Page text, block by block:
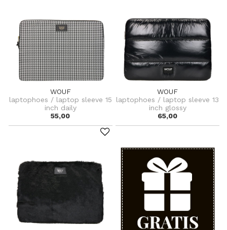
WOUF
laptophoes / laptop sleeve 15
inch daily
55,00
WOUF
laptophoes / laptop sleeve 13
inch glossy
65,00